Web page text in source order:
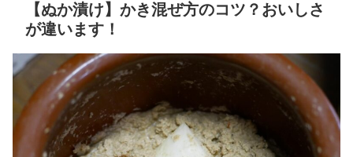
【ぬか漬け】かき混ぜ方のコツ？おいしさ
が違います！